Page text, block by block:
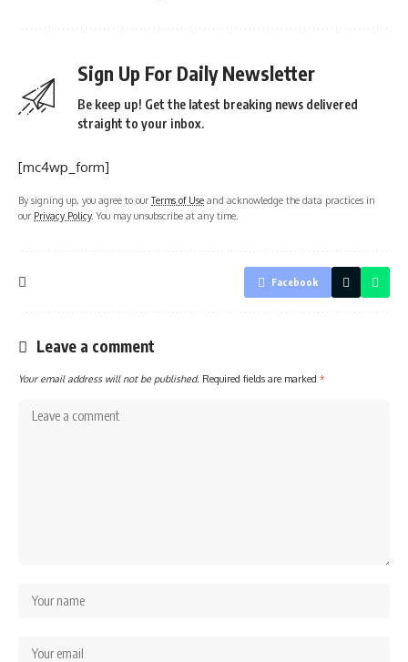
Sign Up For Daily Newsletter
Be keep up! Get the latest breaking news delivered
straight to your inbox.
[mc4wp_form]
By signing up, you agree to ourTerms of Use and acknowledge the data practices in
our Privacy Policy. You may unsubscribe at any time.
Facebook
Leave a comment
Your email address will not be published. Required fields are marked *